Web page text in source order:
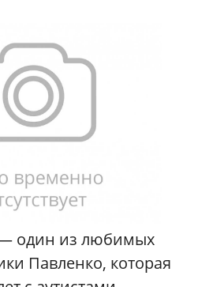
один из любимых
Павленко, которая